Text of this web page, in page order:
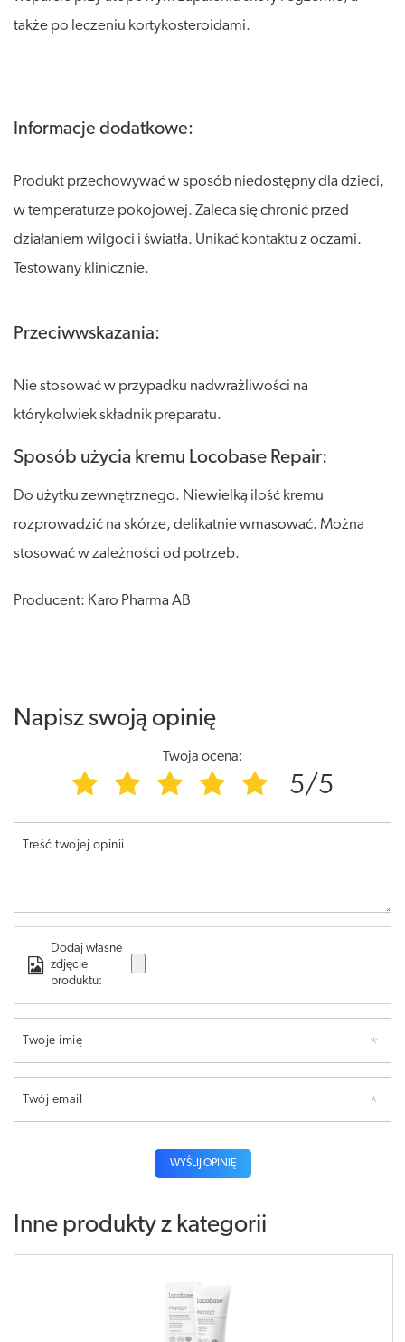
także po leczeniu kortykosteroidami.
Informacje dodatkowe:
Produkt przechowywać w sposób niedostępny dla dzieci,
w temperaturze pokojowej. Zaleca się chronić przed
działaniem wilgoci i światła. Unikać kontaktu z oczami.
Testowany klinicznie.
Przeciwwskazania:
Nie stosować w przypadku nadwrażliwości na
którykolwiek składnik preparatu.
Sposób użycia kremu Locobase Repair:
Do użytku zewnętrznego. Niewielką ilość kremu
rozprowadzić na skórze, delikatnie wmasować. Można
stosować w zależności od potrzeb.
Producent: Karo Pharma AB
Napisz swoją opinię
Twoja ocena:
5/5
Treść twojej opinii
Dodaj własne
zdjęcie
produktu:
Twoje imię
Twój email
WYŚLIJ OPINIĘ
Inne produkty z kategorii